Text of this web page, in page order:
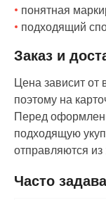
понятная
подходящий
Заказ и
Цена зависит от
поэтому на
Перед
подходящую
отправляются
Часто